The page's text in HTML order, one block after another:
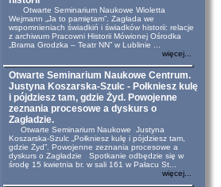
Otwarte Seminarium Naukowe Wioletta
Wejmann „Ja to pamiętam”. Zagłada we
wspomnieniach świadkiń i świadków historii: relacje
z archiwum Pracowni Historii Mówionej Ośrodka
„Brama Grodzka – Teatr NN” w Lublinie ...
więcej...
Otwarte Seminarium Naukowe Centrum.
Justyna Koszarska-Szulc - Połkniesz kulę
i pójdziesz tam, gdzie Żyd. Powojenne
zeznania procesowe a dyskurs o
Zagładzie.
Otwarte Seminarium Naukowe Justyna
Koszarska-Szulc „Połkniesz kulę i pójdziesz tam,
gdzie Żyd”. Powojenne zeznania procesowe a
dyskurs o Zagładzie Spotkanie odbędzie się w
środę 15 kwietnia br. w sali 161 w Pałacu St...
więcej...